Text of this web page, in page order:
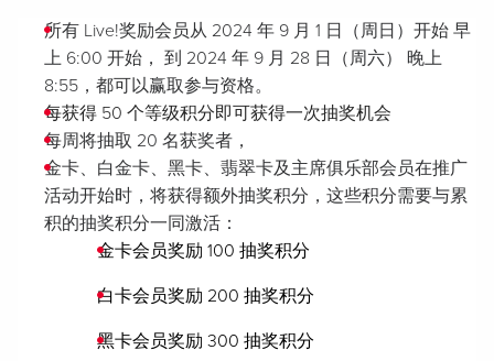
所有 Live!奖励会员从 2024 年 9 月 1 日（周日）开始 早
上 6:00 开始， 到 2024 年 9 月 28 日（周六） 晚上
8:55， 都可以赢取参与资格。
每获得 50 个等级积分即可获得一次抽奖机会
每周将抽取 20 名获奖者，
金卡、白金卡、黑卡、翡翠卡及主席俱乐部会员在推广
活动开始时，将获得额外抽奖积分，这些积分需要与累
积的抽奖积分一同激活：
金卡会员奖励 100 抽奖积分
白卡会员奖励 200 抽奖积分
黑卡会员奖励 300 抽奖积分